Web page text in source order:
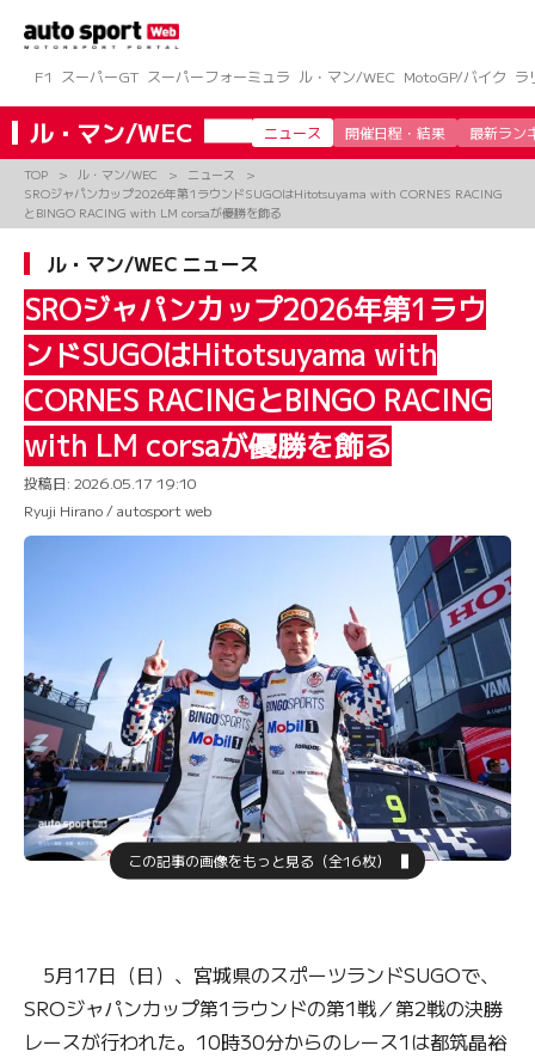
ツ
へ
ス
キ
F1 スーパーGT スーパーフォーミュラ ル・マン/WEC MotoGP/バイク ラ
ル・マン/WEC ニュース 開催日程・結果 最新ラン
TOP ル・マン/WEC
ニュース
SROジャパンカップ2026年第1ラウンドSUGOはHitotsuyama with CORNES RACING
とBINGO RACING with LM corsaが優勝を飾る
ル・マン/WEC ニュース
SROジャパンカップ2026年第1ラウ
ンドSUGOはHitotsuyama with
CORNES RACINGとBINGO RACING
with LM corsaが優勝を飾る
投稿日: 2026.05.17 19:10
Ryuji Hirano / autosport web
この記事の画像をもっと見る（全16枚）
5月17日（日）、宮城県のスポーツランドSUGOで、
SROジャパンカップ第1ラウンドの第1戦／第2戦の決勝
レースが行われた。10時30分からのレース1は都筑晶裕